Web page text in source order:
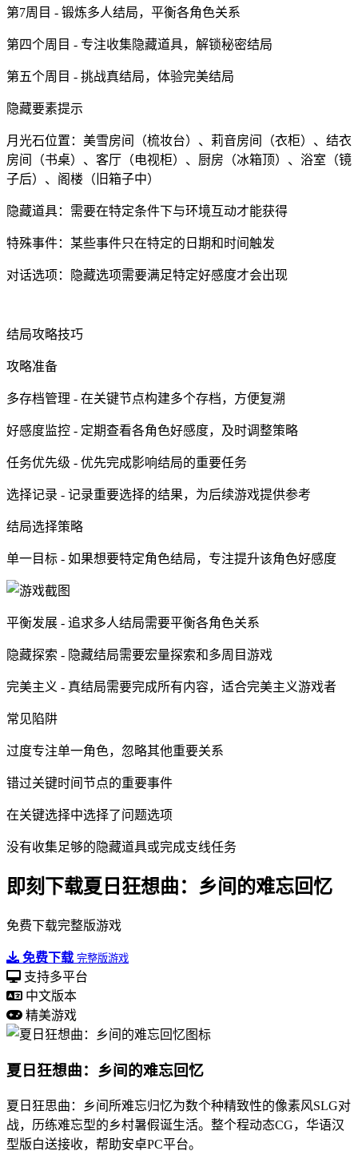
第7周目 - 锻炼多人结局，平衡各角色关系
第四个周目 - 专注收集隐藏道具，解锁秘密结局
第五个周目 - 挑战真结局，体验完美结局
隐藏要素提示
月光石位置：美雪房间（梳妆台）、莉音房间（衣柜）、结衣
房间（书桌）、客厅（电视柜）、厨房（冰箱顶）、浴室（镜
子后）、阁楼（旧箱子中）
隐藏道具：需要在特定条件下与环境互动才能获得
特殊事件：某些事件只在特定的日期和时间触发
对话选项：隐藏选项需要满足特定好感度才会出现
结局攻略技巧
攻略准备
多存档管理 - 在关键节点构建多个存档，方便复溯
好感度监控 - 定期查看各角色好感度，及时调整策略
任务优先级 - 优先完成影响结局的重要任务
选择记录 - 记录重要选择的结果，为后续游戏提供参考
结局选择策略
单一目标 - 如果想要特定角色结局，专注提升该角色好感度
平衡发展 - 追求多人结局需要平衡各角色关系
隐藏探索 - 隐藏结局需要宏量探索和多周目游戏
完美主义 - 真结局需要完成所有内容，适合完美主义游戏者
常见陷阱
过度专注单一角色，忽略其他重要关系
错过关键时间节点的重要事件
在关键选择中选择了问题选项
没有收集足够的隐藏道具或完成支线任务
即刻下载夏日狂想曲：乡间的难忘回忆
免费下载完整版游戏
免费下载 完整版游戏
支持多平台
中文版本
精美游戏
夏日狂想曲：乡间的难忘回忆
夏日狂思曲：乡间所难忘归忆为数个种精致性的像素风SLG对
战，历练难忘型的乡村暑假诞生活。整个程动态CG，华语汉
型版白送接收，帮助安卓PC平台。